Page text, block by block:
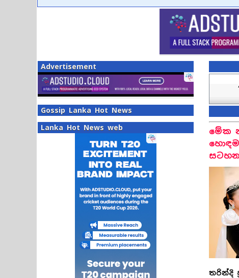
Advertisement
Gossip Lanka Hot News
Lanka Hot News web
මේක
සටහන
තරින්දි